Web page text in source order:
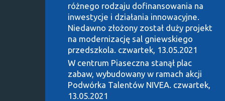
różnego rodzaju dofinansowania na
inwestycje i działania innowacyjne.
Niedawno złożony został duży projekt
na modernizację sal gniewskiego
przedszkola. czwartek, 13.05.2021
W centrum Piaseczna stanął plac
zabaw, wybudowany w ramach akcji
Podwórka Talentów NIVEA. czwartek,
13.05.2021